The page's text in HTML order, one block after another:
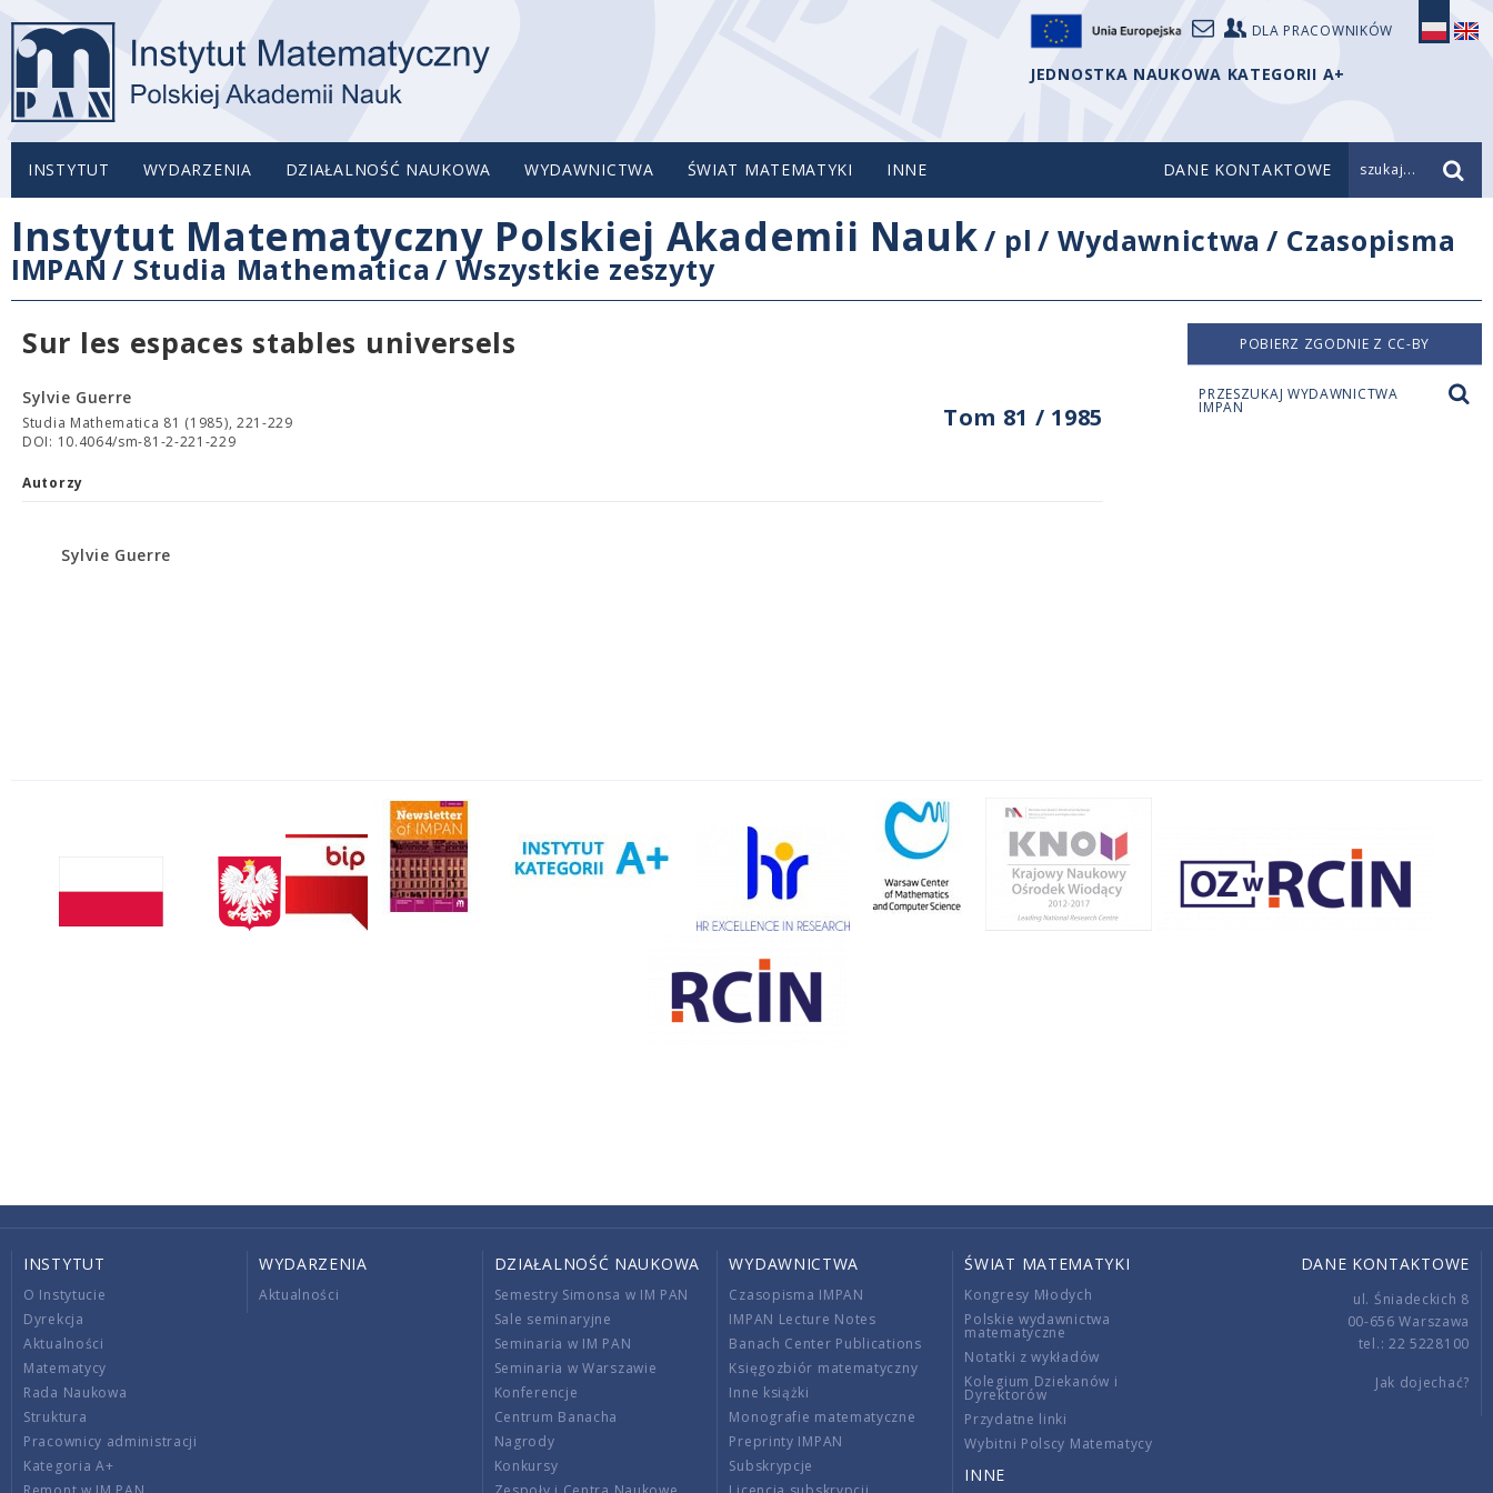
DLA PRACOWNIKÓW
JEDNOSTKA NAUKOWA KATEGORII A+
INSTYTUT WYDARZENIA DZIAŁALNOŚĆ NAUKOWA WYDAWNICTWA ŚWIAT MATEMATYKI INNE DANE KONTAKTOWE szukaj...
Instytut Matematyczny Polskiej Akademii Nauk/ pl /Wydawnictwa / Czasopisma
IMPAN / Studia Mathematica /Wszystkie zeszyty
Sur les espaces stables universels
Tom 81 / 1985
Sylvie Guerre
Studia Mathematica 81 (1985), 221-229
DOI: 10.4064/sm-81-2-221-229
Autorzy
Sylvie Guerre
POBIERZ ZGODNIE Z CC-BY
PRZESZUKAJ WYDAWNICTWA
IMPAN
INSTYTUT
O Instytucie
Dyrekcja
Aktualności
Matematycy
Rada Naukowa
Struktura
Pracownicy administracji
Kategoria A+
WYDARZENIA
Aktualności
DZIAŁALNOŚĆ NAUKOWA
Semestry Simonsa w IM PAN
Sale seminaryjne
Seminaria w IM PAN
Seminaria w Warszawie
Konferencje
Centrum Banacha
Nagrody
Konkursy
WYDAWNICTWA
Czasopisma IMPAN
IMPAN Lecture Notes
Banach Center Publications
Księgozbiór matematyczny
Inne książki
Monografie matematyczne
Preprinty IMPAN
Subskrypcje
ŚWIAT MATEMATYKI
Kongresy Młodych
Polskie wydawnictwa
matematyczne
Notatki z wykładów
Kolegium Dziekanów i
Dyrektorów
Przydatne linki
Wybitni Polscy Matematycy
INNE
DANE KONTAKTOWE
ul. Śniadeckich 8
00-656 Warszawa
tel.: 22 5228100
Jak dojechać?